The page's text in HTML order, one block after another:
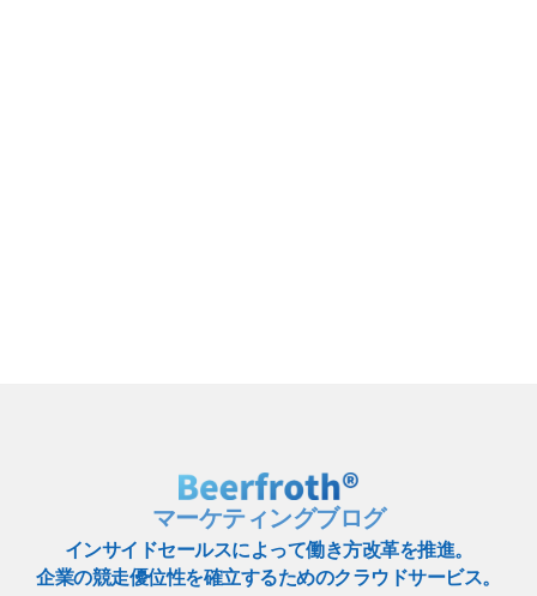
マーケティングブログ
インサイドセールスによって働き方改革を推進。
企業の競走優位性を確立するためのクラウドサービス。